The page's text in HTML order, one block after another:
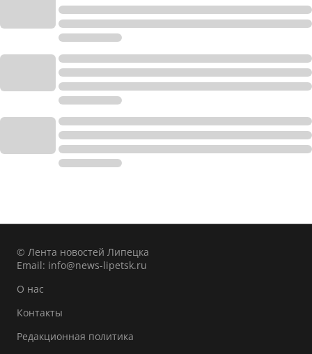
© Лента новостей Липецка
Email: info@news-lipetsk.ru
О нас
Контакты
Редакционная политика